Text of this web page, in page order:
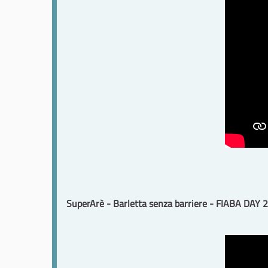
SuperArè - Barletta senza barriere - FIABA DAY